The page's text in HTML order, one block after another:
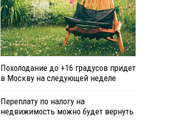
Похолодание до +16 градусов придет
в Москву на следующей неделе
Переплату по налогу на
недвижимость можно будет вернуть